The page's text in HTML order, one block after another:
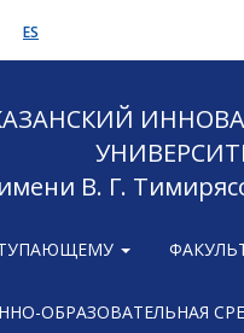
ES
имени В. Г.
ОБРАЗОВАТЕЛЬНАЯ